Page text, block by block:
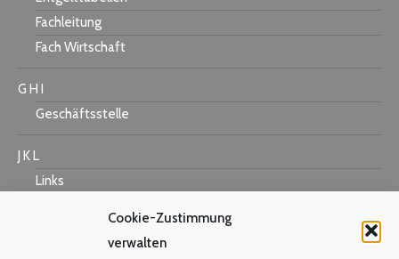
Cookie-Zustimmung
verwalten
Fachleitung
Fach Wirtschaft
G H I
Geschäftsstelle
J K L
Links